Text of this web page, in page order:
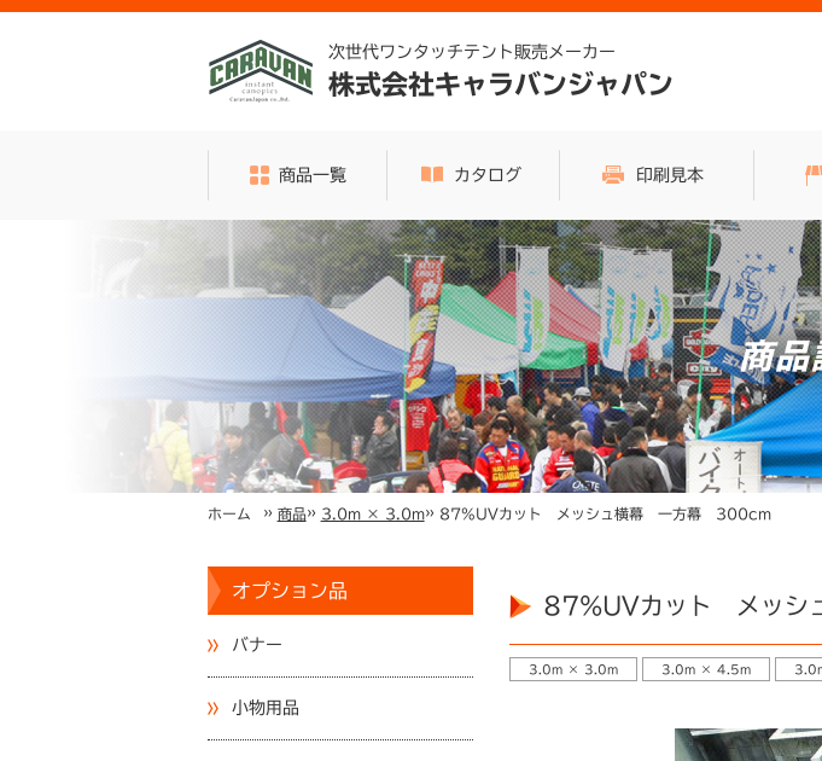
次世代ワンタッチテント販売メーカー
株式会社キャラバンジャパン
商品一覧 カタログ 印刷見本
商品
ホーム » 商品» 3.0m × 3.0m» 87%UVカット メッシュ横幕 一方幕 300cm
オプション品
バナー
小物用品
87%UVカット メッ
3.0m × 3.0m 3.0m × 4.5m